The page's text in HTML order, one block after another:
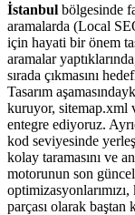
İstanbul bölgesinde
aramalarda (Local
için hayati bir önem
aramalar
sırada çıkmasını
Tasarım
kuruyor, sitemap.xml
entegre ediyoruz.
kod seviyesinde
kolay taramasını ve
motorunun son
parçası olarak